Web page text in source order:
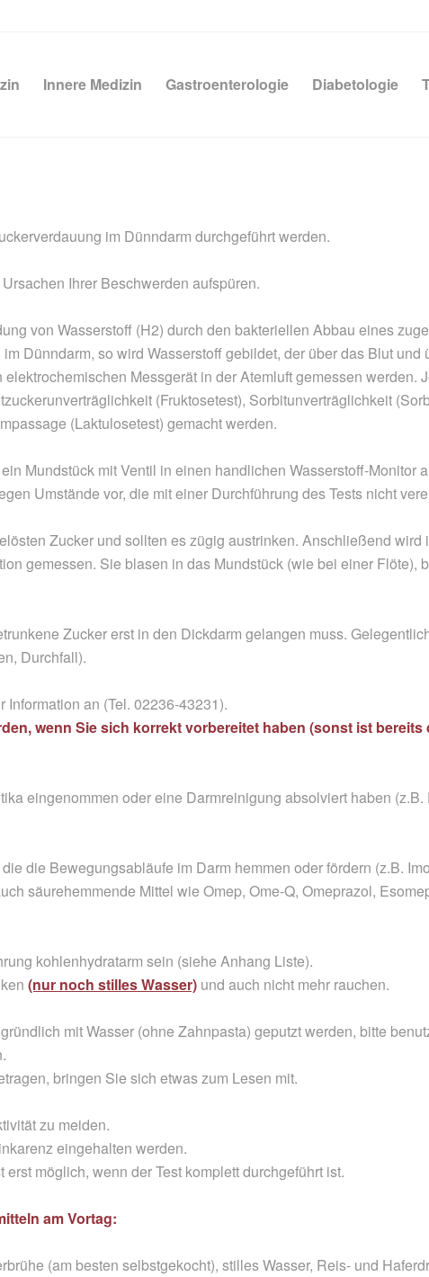
Innere Medizin Gastroenterologie Diabetologie
im Dünndarm durchgeführt werden.
Ihrer Beschwerden aufspüren.
von Wasserstoff (H2) durch den bakteriellen Abbau eines
Dünndarm, so wird Wasserstoff gebildet, der über das Blut
Messgerät in der Atemluft gemessen
(Fruktosetest), Sorbitunverträglichkeit
(Laktulosetest) gemacht werden.
Mundstück mit Ventil in einen handlichen Wasserstoff-Monitor
Umstände vor, die mit einer Durchführung des Tests nicht
Zucker und sollten es zügig austrinken. Anschließend
gemessen. Sie blasen in das Mundstück (wie bei einer Flöte),
Zucker erst in den Dickdarm gelangen muss.
Durchfall).
an (Tel. 02236-43231).
wenn Sie sich korrekt vorbereitet haben (sonst ist
eingenommen oder eine Darmreinigung absolviert haben
die Bewegungsabläufe im Darm hemmen oder fördern (z.B.
säurehemmende Mittel wie Omep, Ome-Q, Omeprazol,
kohlenhydratarm sein (siehe Anhang Liste).
(nur noch stilles Wasser) und auch nicht mehr rauchen.
mit Wasser (ohne Zahnpasta) geputzt werden, bitte
bringen Sie sich etwas zum Lesen mit.
zu meiden.
eingehalten werden.
möglich, wenn der Test komplett durchgeführt ist.
am Vortag:
(am besten selbstgekocht), stilles Wasser, Reis- und